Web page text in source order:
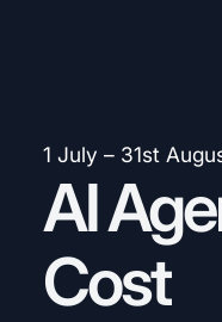
1 July – 31st
AI
Cost